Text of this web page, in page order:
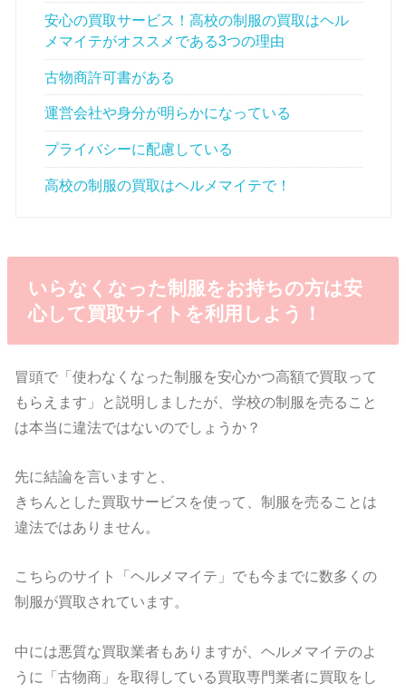
安心の買取サービス！高校の制服の買取はヘル
メマイテがオススメである3つの理由
古物商許可書がある
運営会社や身分が明らかになっている
プライバシーに配慮している
高校の制服の買取はヘルメマイテで！
いらなくなった制服をお持ちの方は安
心して買取サイトを利用しよう！
冒頭で「使わなくなった制服を安心かつ高額で買取って
もらえます」と説明しましたが、学校の制服を売ること
は本当に違法ではないのでしょうか？
先に結論を言いますと、
きちんとした買取サービスを使って、制服を売ることは
違法ではありません。
こちらのサイト「ヘルメマイテ」でも今までに数多くの
制服が買取されています。
中には悪質な買取業者もありますが、ヘルメマイテのよ
うに「古物商」を取得している買取専門業者に買取をし